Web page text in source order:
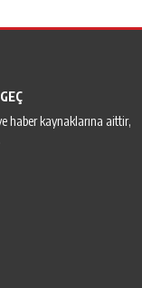
haber kaynaklarına aittir,